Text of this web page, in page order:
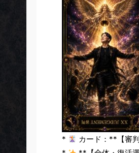
*
カード：**【審